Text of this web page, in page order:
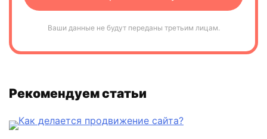
Ваши данные не будут переданы третьим лицам.
Рекомендуем статьи